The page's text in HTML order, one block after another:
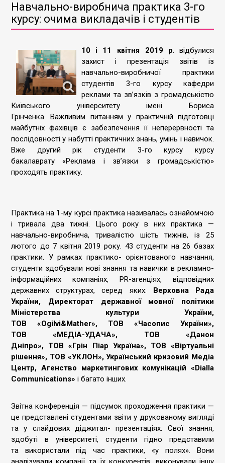
Навчально-виробнича практика 3-го
курсу: очима викладачів і студентів
10 і 11 квітня 2019 р. відбулися
захист і презентація звітів із
навчально-виробничої практики
студентів 3-го курсу кафедри
реклами та зв’язків з громадськістю
Київського університету імені Бориса
Грінченка. Важливим питанням у практичній підготовці
майбутніх фахівців є забезпечення її неперервності та
послідовності у набутті практичних знань, умінь і навичок.
Вже другий рік студенти 3-го курсу курсу
бакалаврату «Реклама і зв’язки з громадськістю»
проходять практику.
Практика на 1-му курсі практика називалась ознайомчою
і тривала два тижні. Цього року в них практика —
навчально-виробнича, тривалістю шість тижнів, із 25
лютого до 7 квітня 2019 року. 43 студенти на 26 базах
практики. У рамках практико- орієнтованого навчання,
студенти здобували нові знання та навички в рекламно-
інформаційних компаніях, PR-агенціях, відповідних
державних структурах, серед яких: Верховна Рада
України, Директорат державної мовної політики
Міністерства культури України,
ТОВ «Ogilvi&Mather», ТОВ «Часопис України»,
ТОВ «МЕДІА-УДАЧА», ТОВ «Данон
Дніпро», ТОВ «Грін Піар Україна», ТОВ «Віртуальні
рішення», ТОВ «УКЛОН», Український кризовий Медіа
Центр, Агенство маркетингових комунікацій «Dialla
Communications» і багато інших.
Звітна конференція — підсумок проходження практики —
це представлені студентами звіти у друкованому вигляді
та у слайдових діджитал- презентаціях. Свої знання,
здобуті в університеті, студенти гідно представили
та використали під час практики, «у полях». Вони